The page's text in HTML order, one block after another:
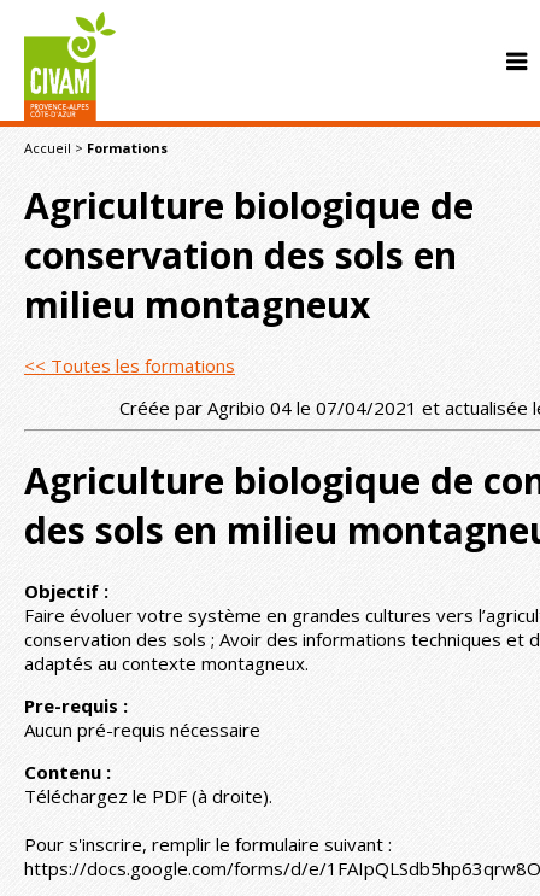
Accueil > Formations
Agriculture biologique de
conservation des sols en
milieu montagneux
<< Toutes les formations
Créée par Agribio 04 le 07/04/2021 et actualisée
Agriculture biologique de
des sols en milieu
Objectif :
Faire évoluer votre système en grandes cultures vers
conservation des sols ; Avoir des informations techniques et
adaptés au contexte montagneux.
Pre-requis :
Aucun pré-requis nécessaire
Contenu :
Téléchargez le PDF (à droite).
Pour s'inscrire, remplir le formulaire suivant :
https://docs.google.com/forms/d/e/